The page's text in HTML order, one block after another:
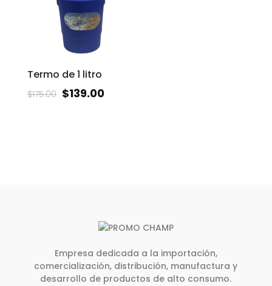
Termo de 1 litro
$175.00 $139.00
Empresa dedicada a la importación,
comercialización, distribución, manufactura y
desarrollo de productos de alto consumo.